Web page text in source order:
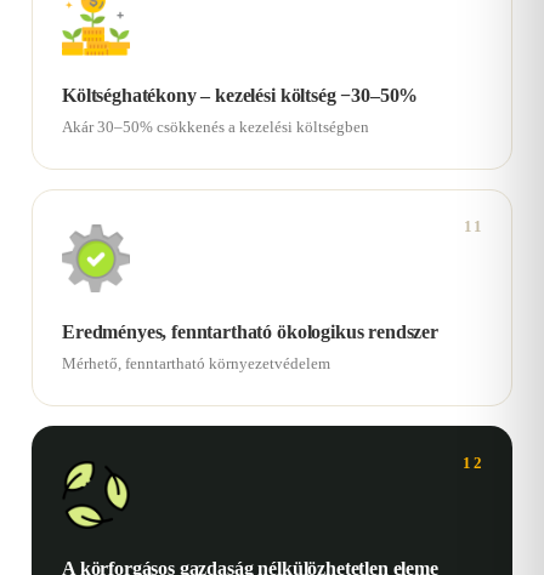
Költséghatékony – kezelési költség −30–50%
Akár 30–50% csökkenés a kezelési költségben
11
Eredményes, fenntartható ökologikus rendszer
Mérhető, fenntartható környezetvédelem
12
A körforgásos gazdaság nélkülözhetetlen eleme